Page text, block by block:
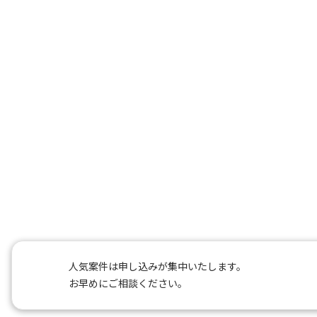
人気案件は申し込みが集中いたします。
お早めにご相談ください。